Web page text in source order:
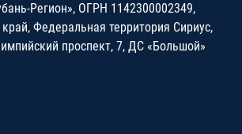
Регион», ОГРН 1142300002349,
Федеральная территория Сириус,
проспект, 7, ДС «Большой»